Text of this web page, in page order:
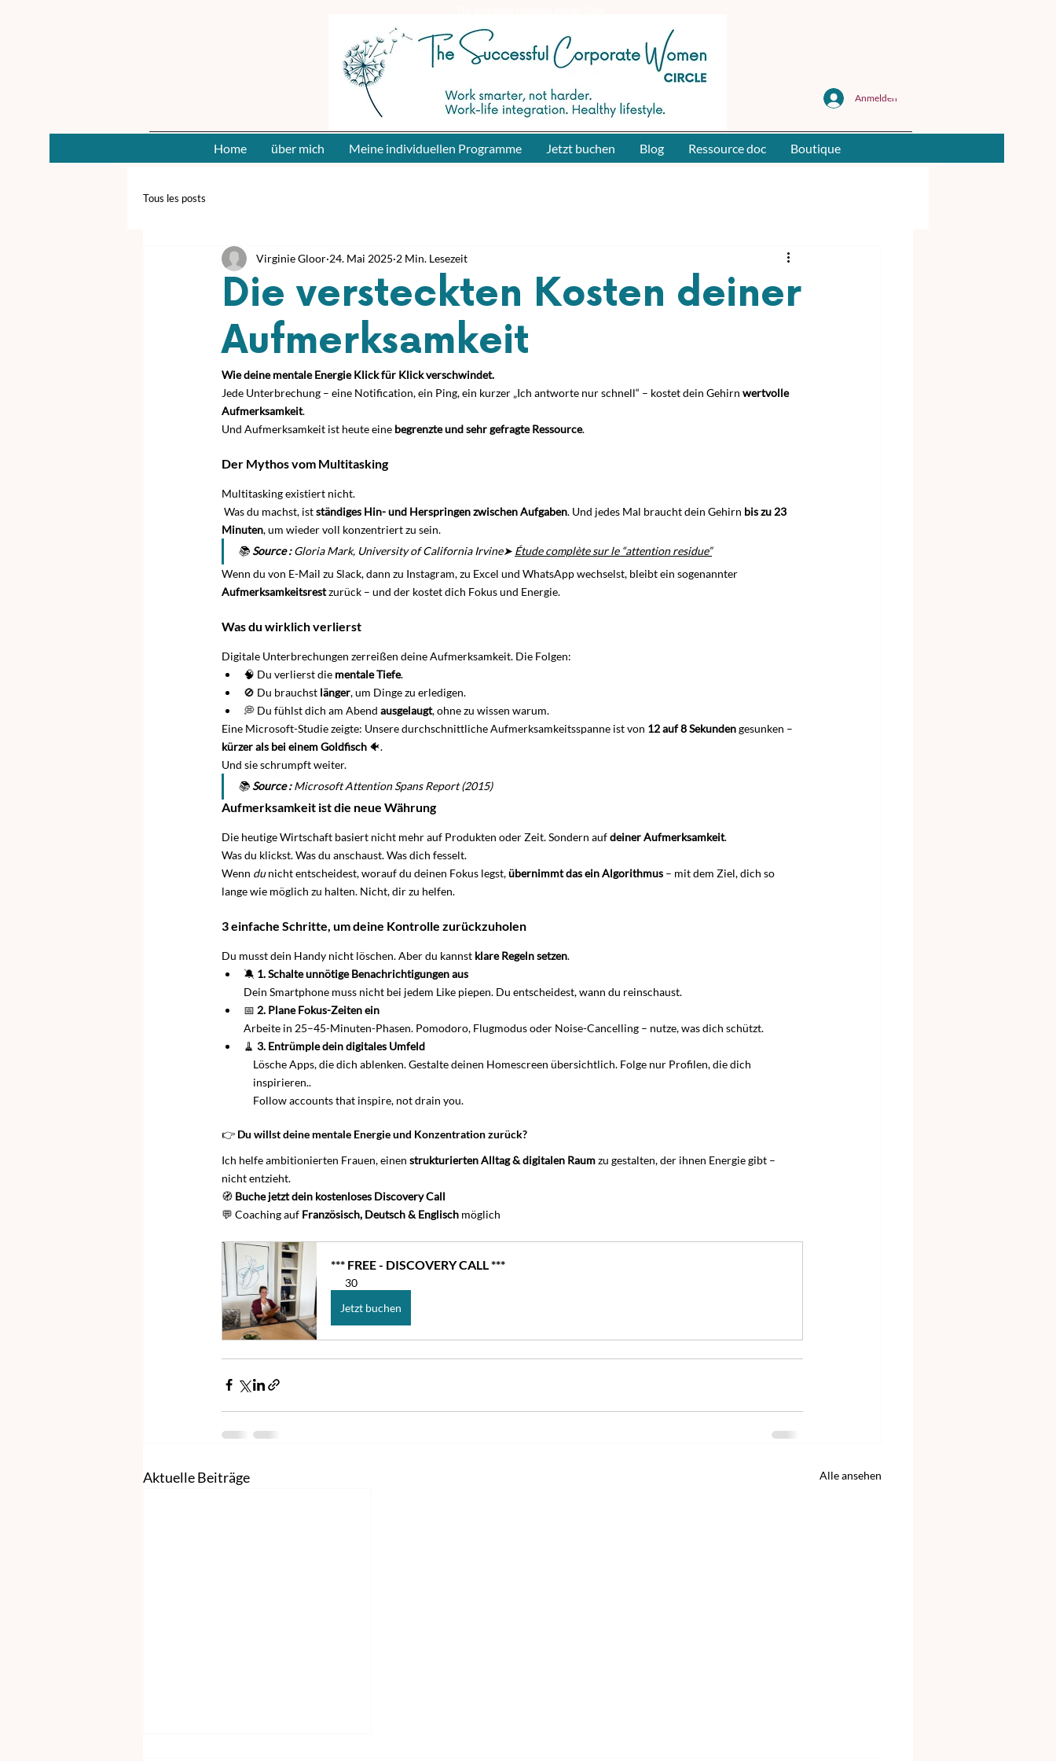
Anmelden
Home über mich Meine individuellen Programme Jetzt buchen Blog Ressource doc Boutique
Tous les posts
Die versteckten Kosten deiner
Aufmerksamkeit
Virginie Gloor 24. Mai 2025 2 Min. Lesezeit
Wie deine mentale Energie Klick für Klick verschwindet.
Jede Unterbrechung – eine Notification, ein Ping, ein kurzer „Ich antworte nur schnell“ – kostet dein Gehirn wertvolle
Aufmerksamkeit.
Und Aufmerksamkeit ist heute eine begrenzte und sehr gefragte Ressource.
Der Mythos vom Multitasking
Multitasking existiert nicht.
Was du machst, ist ständiges Hin- und Herspringen zwischen Aufgaben. Und jedes Mal braucht dein Gehirn bis zu 23
Minuten, um wieder voll konzentriert zu sein.
📚 Source : Gloria Mark, University of California Irvine➤ Étude complète sur le “attention residue”
Wenn du von E-Mail zu Slack, dann zu Instagram, zu Excel und WhatsApp wechselst, bleibt ein sogenannter
Aufmerksamkeitsrest zurück – und der kostet dich Fokus und Energie.
Was du wirklich verlierst
Digitale Unterbrechungen zerreißen deine Aufmerksamkeit. Die Folgen:
🧠 Du verlierst die mentale Tiefe.
🚫 Du brauchst länger, um Dinge zu erledigen.
💭 Du fühlst dich am Abend ausgelaugt, ohne zu wissen warum.
Eine Microsoft-Studie zeigte: Unsere durchschnittliche Aufmerksamkeitsspanne ist von 12 auf 8 Sekunden gesunken –
kürzer als bei einem Goldfisch 🐠.
Und sie schrumpft weiter.
📚 Source : Microsoft Attention Spans Report (2015)
Aufmerksamkeit ist die neue Währung
Die heutige Wirtschaft basiert nicht mehr auf Produkten oder Zeit. Sondern auf deiner Aufmerksamkeit.
Was du klickst. Was du anschaust. Was dich fesselt.
Wenn du nicht entscheidest, worauf du deinen Fokus legst, übernimmt das ein Algorithmus – mit dem Ziel, dich so
lange wie möglich zu halten. Nicht, dir zu helfen.
3 einfache Schritte, um deine Kontrolle zurückzuholen
Du musst dein Handy nicht löschen. Aber du kannst klare Regeln setzen.
🔕 1. Schalte unnötige Benachrichtigungen aus
Dein Smartphone muss nicht bei jedem Like piepen. Du entscheidest, wann du reinschaust.
📅 2. Plane Fokus-Zeiten ein
Arbeite in 25–45-Minuten-Phasen. Pomodoro, Flugmodus oder Noise-Cancelling – nutze, was dich schützt.
🧹 3. Entrümple dein digitales Umfeld
Lösche Apps, die dich ablenken. Gestalte deinen Homescreen übersichtlich. Folge nur Profilen, die dich
inspirieren..
Follow accounts that inspire, not drain you.
👉 Du willst deine mentale Energie und Konzentration zurück?
Ich helfe ambitionierten Frauen, einen strukturierten Alltag & digitalen Raum zu gestalten, der ihnen Energie gibt –
nicht entzieht.
🧭 Buche jetzt dein kostenloses Discovery Call
💬 Coaching auf Französisch, Deutsch & Englisch möglich
*** FREE - DISCOVERY CALL ***
30
Jetzt buchen
Aktuelle Beiträge Alle ansehen